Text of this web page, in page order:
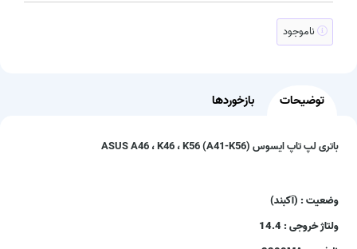
ناموجود
توضیحات بازخوردها
باتری لپ تاپ ایسوس ASUS A46 ، K46 ، K56 (A41-K56)
وضعیت : (آکبند)
ولتاژ خروجی : 14.4